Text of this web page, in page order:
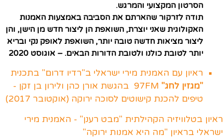
הסרטון המקצועי והמרגש.
תודה לזרקור שהארתם את הסביבה באמצעות האמנות
האקולוגית שאני יוצרת, השואפת הן ליצור חדש מן הישן, והן
ליצור מציאות חדשה טובה יותר, השואפת לאופק נקי ובריא
יותר לטובת כולנו ולטובת הדורות הבאים. – אוגוסט 2020
ראיון עם האמנית מירי ישראלי ב"רדיו דרום" בתכנית
"מגזין לחג"
97FM בהגשת אורן כהן ולירון בן זקן -
טיפים להכנת קישוטים לסוכה ירוקה (אוקטובר 2017)
ראיון בטלוויזיה הקהילתית "מבט רענן" - האמנית מירי
ישראלי בראיון "מה היא אמנות ירוקה"